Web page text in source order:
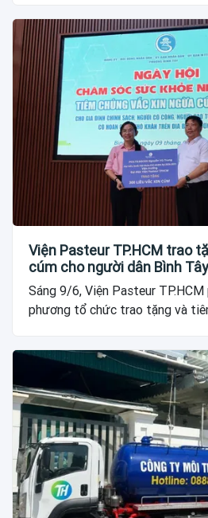
Viện Pasteur TP.HCM trao
cúm cho người dân Bình Tây
Sáng 9/6, Viện Pasteur
phương tổ chức trao tặng và